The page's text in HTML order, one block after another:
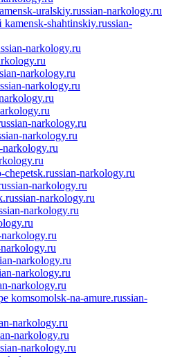
uralskiy.russian-narkology.ru
kamensk-shahtinskiy.russian-
narkology.ru
narkology.ru
narkology.ru
narkology.ru
narkology.ru
chepetsk.russian-narkology.ru
narkology.ru
narkology.ru
narkology.ru
narkology.ru
narkology.ru
narkology.ru
komsomolsk-na-amure.russian-
narkology.ru
narkology.ru
narkology.ru